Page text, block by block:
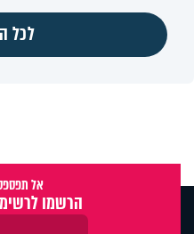
לכל
אל
הרשמו